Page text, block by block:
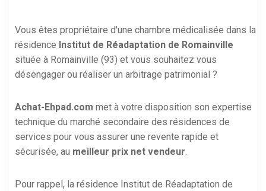
Vous êtes propriétaire d'une chambre médicalisée dans la
résidence Institut de Réadaptation de Romainville
située à Romainville (93) et vous souhaitez vous
désengager ou réaliser un arbitrage patrimonial ?
Achat-Ehpad.com met à votre disposition son expertise
technique du marché secondaire des résidences de
services pour vous assurer une revente rapide et
sécurisée, au meilleur prix net vendeur.
Pour rappel, la résidence Institut de Réadaptation de